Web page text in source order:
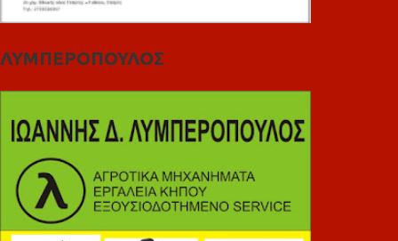
ΛΥΜΠΕΡΟΠΟΥΛΟΣ